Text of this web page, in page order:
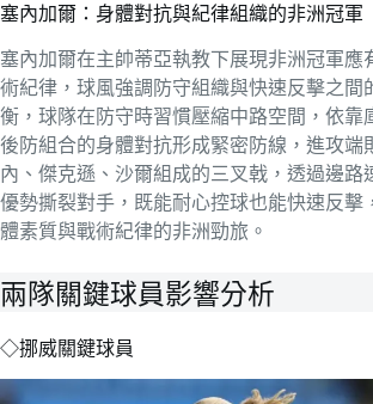
塞內加爾：身體對抗與紀律組織的非洲冠軍
塞內加爾在主帥蒂亞執教下展現非洲冠軍應
術紀律，球風強調防守組織與快速反擊之間
衡，球隊在防守時習慣壓縮中路空間，依靠
後防組合的身體對抗形成緊密防線，進攻端
內、傑克遜、沙爾組成的三叉戟，透過邊路
優勢撕裂對手，既能耐心控球也能快速反擊
體素質與戰術紀律的非洲勁旅。
兩隊關鍵球員影響分析
◇挪威關鍵球員